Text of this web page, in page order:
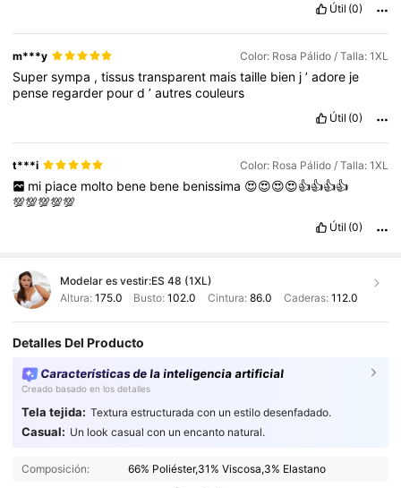
Útil (0)
m***y Color: Rosa Pálido / Talla: 1XL
Supersympa ,tissustransparent maistaille bien j’adore je
pense regarder pourd’autrescouleurs
Útil (0)
t***i Color: Rosa Pálido / Talla: 1XL
mi piace molto bene bene benissima 😍😍😍😍👍👍👍👍
💯💯💯💯💯
Útil (0)
Modelar es vestir:ES 48 (1XL)
Altura: 175.0 Busto:102.0 Cintura: 86.0 Caderas: 112.0
Detalles Del Producto
Características de la inteligencia artificial
Creado basado en los detalles
Tela tejida: Textura estructurada con un estilo desenfadado.
Casual: Un look casual con un encanto natural.
Composición: 66% Poliéster,31% Viscosa,3% Elastano